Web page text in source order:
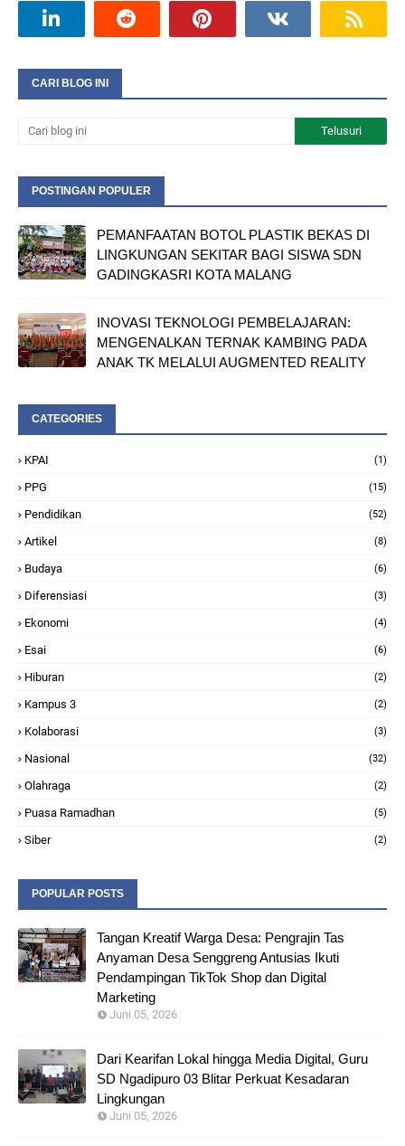
CARI BLOG INI
POSTINGAN POPULER
PEMANFAATAN BOTOL PLASTIK BEKAS DI
LINGKUNGAN SEKITAR BAGI SISWA SDN
GADINGKASRI KOTA MALANG
INOVASI TEKNOLOGI PEMBELAJARAN:
MENGENALKAN TERNAK KAMBING PADA
ANAK TK MELALUI AUGMENTED REALITY
CATEGORIES
KPAI (1)
PPG (15)
Pendidikan (52)
Artikel (8)
Budaya (6)
Diferensiasi (3)
Ekonomi (4)
Esai (6)
Hiburan (2)
Kampus 3 (2)
Kolaborasi (3)
Nasional (32)
Olahraga (2)
Puasa Ramadhan (5)
Siber (2)
POPULAR POSTS
Tangan Kreatif Warga Desa: Pengrajin Tas
Anyaman Desa Senggreng Antusias Ikuti
Pendampingan TikTok Shop dan Digital
Marketing
Juni 05, 2026
Dari Kearifan Lokal hingga Media Digital, Guru
SD Ngadipuro 03 Blitar Perkuat Kesadaran
Lingkungan
Juni 05, 2026